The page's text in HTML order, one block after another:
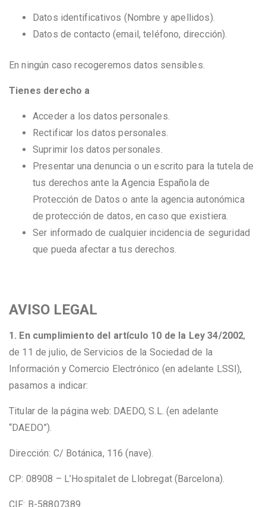
Datos identificativos (Nombre y apellidos).
Datos de contacto (email, teléfono, dirección).
En ningún caso recogeremos datos sensibles.
Tienes derecho a
Acceder a los datos personales.
Rectificar los datos personales.
Suprimir los datos personales.
Presentar una denuncia o un escrito para la tutela de
tus derechos ante la Agencia Española de
Protección de Datos o ante la agencia autonómica
de protección de datos, en caso que existiera.
Ser informado de cualquier incidencia de seguridad
que pueda afectar a tus derechos.
AVISO LEGAL
1. En cumplimiento del artículo 10 de la Ley 34/2002,
de 11 de julio, de Servicios de la Sociedad de la
Información y Comercio Electrónico (en adelante LSSI),
pasamos a indicar:
Titular de la página web: DAEDO, S.L. (en adelante
“DAEDO”).
Dirección: C/ Botánica, 116 (nave).
CP: 08908 – L’Hospitalet de Llobregat (Barcelona).
CIF: B-58807389.